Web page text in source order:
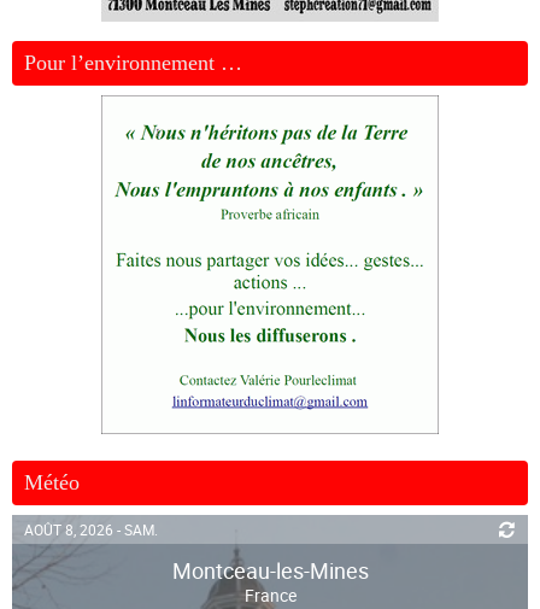
Pour l’environnement …
Météo
AOÛT 8, 2026 - SAM.
Montceau-les-Mines
France